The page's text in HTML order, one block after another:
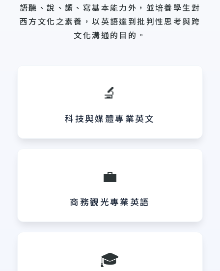
語聽、說、讀、寫基本能力外，並培養學生對
西方文化之素養，以英語達到批判性思考與跨
文化溝通的目的。
🔬
科技與媒體專業英文
💼
商務觀光專業英語
🎓